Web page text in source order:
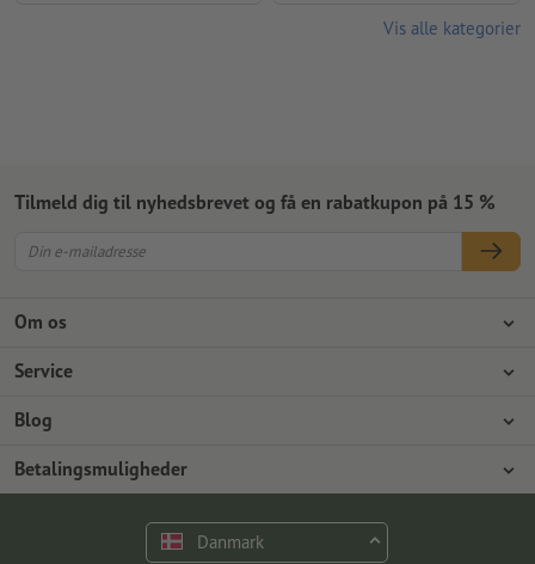
Vis alle kategorier
Om os
Virksomhed
Miljøbeskyttelse
Service
Betalingsmuligheder
Forsendelse
Premiumprogram
Blog
Photoshop-vejledninger
Gratis skrifttyper & fonte
Betalingsmuligheder
Tilmeld dig til nyhedsbrevet og få en rabatkupon på 15 %
Danmark